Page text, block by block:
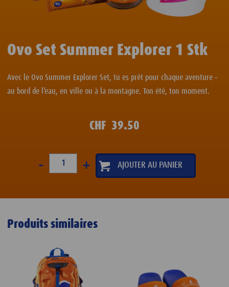
Ovo Set Summer Explorer 1 Stk
Avec le Ovo Summer Explorer Set, tu es prêt pour chaque aventure –
au bord de l’eau, en ville ou à la montagne. Ton été, ton moment.
CHF 39.50
- +
Produits similaires